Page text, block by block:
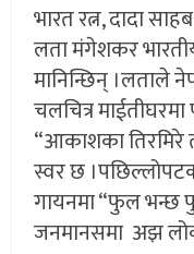
भारत रत्न, दादा
लता मंगेशकर
मानिन्छिन् ।लताले
चलचित्र माईतीघरमा
“आकाशका तिरमिरे
स्वर छ
गायनमा “फुल भन्छ
जनमानसमा अझ